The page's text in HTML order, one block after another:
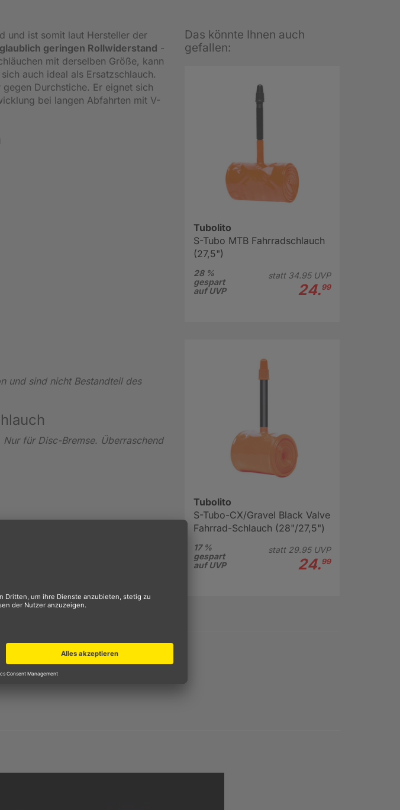
und ist somit laut Hersteller der
geringen Rollwiderstand -
mit derselben Größe, kann
auch ideal als Ersatzschlauch.
Durchstiche. Er eignet sich
bei langen Abfahrten mit V-
und sind nicht Bestandteil des
für Disc-Bremse. Überraschend
Das könnte Ihnen auch
gefallen:
Tubolito
S-Tubo MTB Fahrradschlauch
(27,5")
28 %
gespart
auf UVP
statt 34.95UVP
24.99
Tubolito
S-Tubo-CX/Gravel Black Valve
Fahrrad-Schlauch (28"/27,5")
17 %
gespart
auf UVP
statt 29.95UVP
24.99